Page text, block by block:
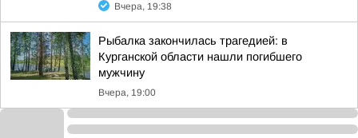
Вчера, 19:38
Рыбалка закончилась трагедией: в
Курганской области нашли погибшего
мужчину
Вчера, 19:00